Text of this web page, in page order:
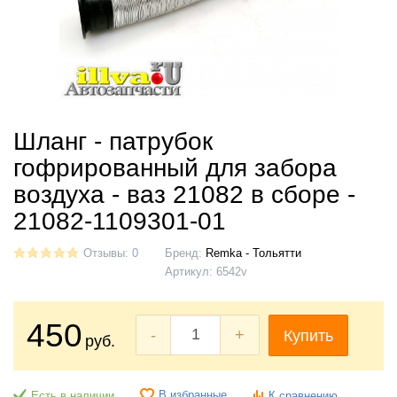
Шланг - патрубок
гофрированный для забора
воздуха - ваз 21082 в сборе -
21082-1109301-01
Отзывы: 0 Бренд: Remka - Тольятти
Артикул: 6542v
450 руб. - + Купить